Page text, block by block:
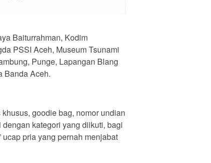
Baiturrahman, Kodim
PSSI Aceh, Museum Tsunami
Punge, Lapangan Blang
Banda Aceh.
goodie bag, nomor undian
kategori yang diikuti, bagi
pria yang pernah menjabat